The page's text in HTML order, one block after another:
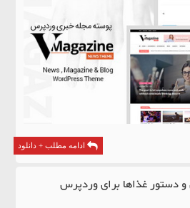
ادامه مطلب + دانلود
و دستور غذاها برای وردپرس